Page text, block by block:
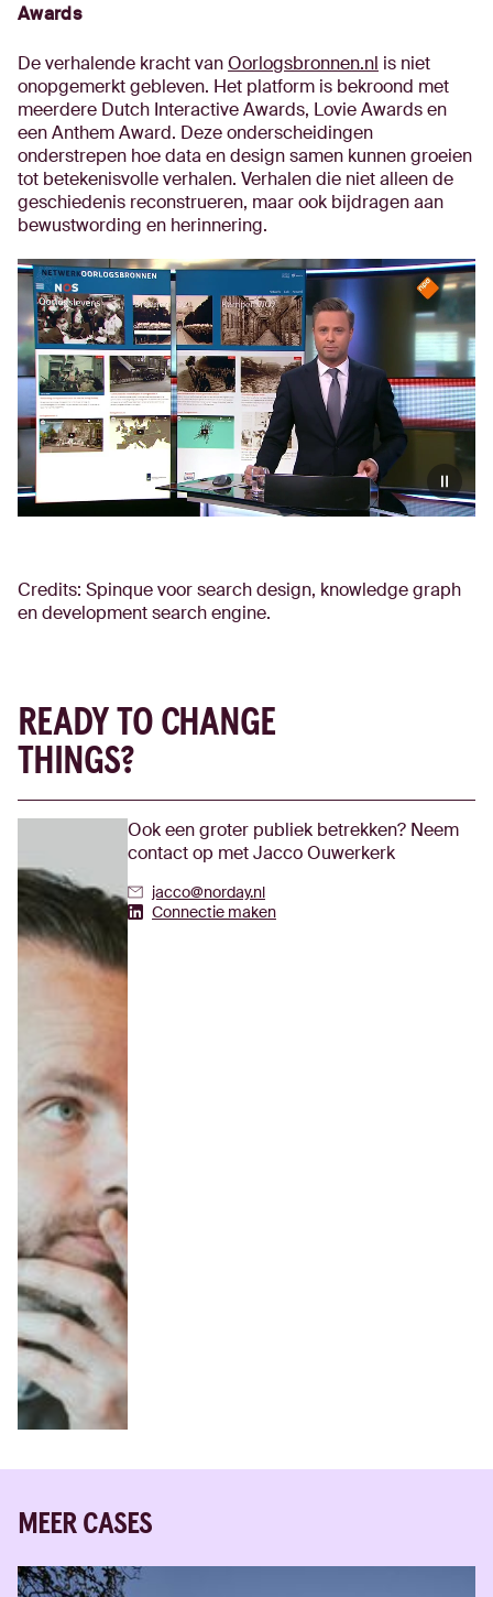
Awards
De verhalende kracht vanOorlogsbronnen.nl is niet
onopgemerkt gebleven. Het platform is bekroond met
meerdere Dutch Interactive Awards, Lovie Awards en
een Anthem Award. Deze onderscheidingen
onderstrepen hoe data en design samen kunnen groeien
tot betekenisvolle verhalen. Verhalen die niet alleen de
geschiedenis reconstrueren, maar ook bijdragen aan
bewustwording en herinnering.
Credits: Spinque voor search design, knowledge graph
en development search engine.
READY TO CHANGE
THINGS?
Ook een groter publiek betrekken? Neem
contact op met Jacco Ouwerkerk
jacco@norday.nl
Connectie maken
Jacco Ouwerkerk's Linkedin
MEER CASES